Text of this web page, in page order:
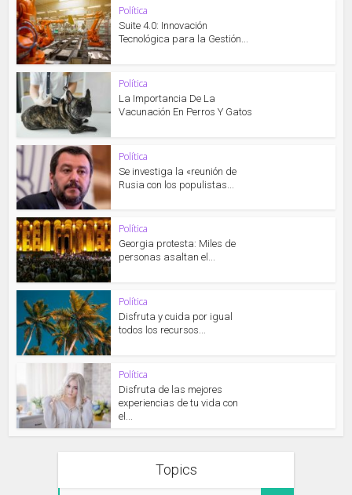
Política
Suite 4.0: Innovación
Tecnológica para la Gestión...
Política
La Importancia De La
Vacunación En Perros Y Gatos
Política
Se investiga la «reunión de
Rusia con los populistas...
Política
Georgia protesta: Miles de
personas asaltan el...
Política
Disfruta y cuida por igual
todos los recursos...
Política
Disfruta de las mejores
experiencias de tu vida con
el...
Topics